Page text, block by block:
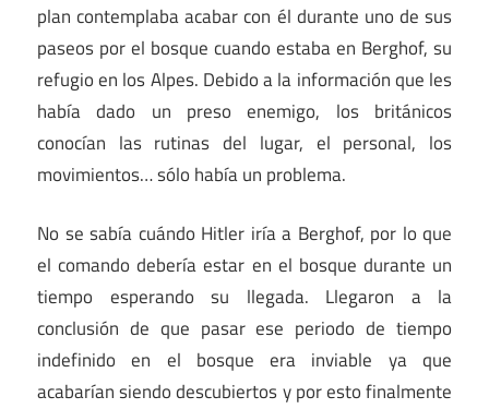
plan contemplaba acabar con él durante uno de sus
paseos por el bosque cuando estaba en Berghof, su
refugio en los Alpes. Debido a la información que les
había dado un preso enemigo, los británicos
conocían las rutinas del lugar, el personal, los
movimientos… sólo había un problema.
No se sabía cuándo Hitler iría a Berghof, por lo que
el comando debería estar en el bosque durante un
tiempo esperando su llegada. Llegaron a la
conclusión de que pasar ese periodo de tiempo
indefinido en el bosque era inviable ya que
acabarían siendo descubiertos y por esto finalmente